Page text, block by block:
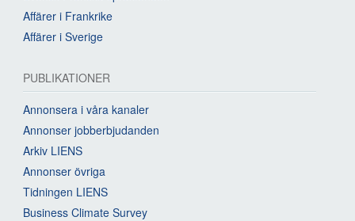
Affärer i Frankrike
Affärer i Sverige
PUBLIKATIONER
Annonsera i våra kanaler
Annonser jobberbjudanden
Arkiv LIENS
Annonser övriga
Tidningen LIENS
Business Climate Survey